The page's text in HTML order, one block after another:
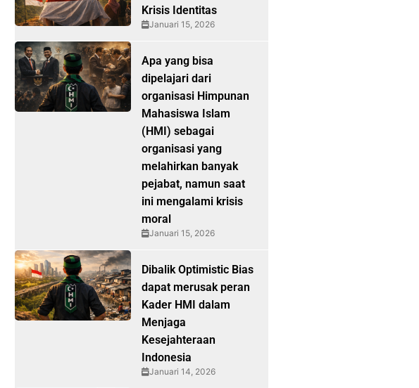
Krisis Identitas
Januari 15, 2026
Apa yang bisa
dipelajari dari
organisasi Himpunan
Mahasiswa Islam
(HMI) sebagai
organisasi yang
melahirkan banyak
pejabat, namun saat
ini mengalami krisis
moral
Januari 15, 2026
Dibalik Optimistic Bias
dapat merusak peran
Kader HMI dalam
Menjaga
Kesejahteraan
Indonesia
Januari 14, 2026